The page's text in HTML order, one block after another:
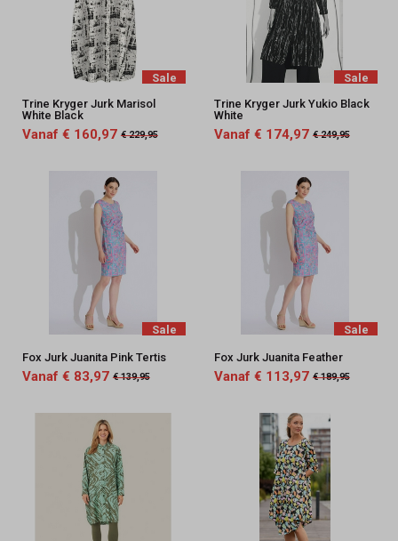
Sale
Trine Kryger Jurk Marisol
White Black
Vanaf € 160,97 € 229,95
Sale
Trine Kryger Jurk Yukio Black
White
Vanaf € 174,97 € 249,95
Sale
Fox Jurk Juanita Pink Tertis
Vanaf € 83,97 € 139,95
Sale
Fox Jurk Juanita Feather
Vanaf € 113,97 € 189,95